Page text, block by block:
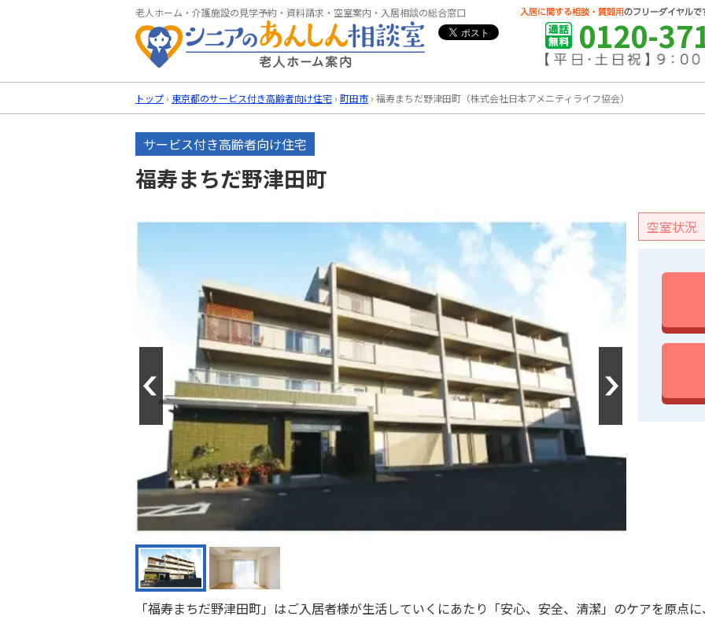
老人ホーム・介護施設の見学予約・資料請求・空室案内・入居相談の総合窓口
0120-
トップ › 東京都のサービス付き高齢者向け住宅 › 町田市 › 福寿まちだ野津田町（株式会社日本アメニティライフ協会）
サービス付き高齢者向け住宅
福寿まちだ野津田町
Previous
空室状況
「福寿まちだ野津田町」はご入居者様が生活していくにあたり「安心、安全、清潔」のケアを原点